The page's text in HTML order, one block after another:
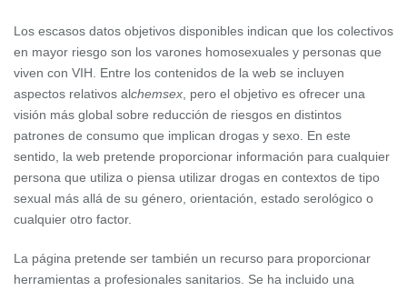
Los escasos datos objetivos disponibles indican que los colectivos
en mayor riesgo son los varones homosexuales y personas que
viven con VIH. Entre los contenidos de la web se incluyen
aspectos relativos alchemsex , pero el objetivo es ofrecer una
visión más global sobre reducción de riesgos en distintos
patrones de consumo que implican drogas y sexo. En este
sentido, la web pretende proporcionar información para cualquier
persona que utiliza o piensa utilizar drogas en contextos de tipo
sexual más allá de su género, orientación, estado serológico o
cualquier otro factor.
La página pretende ser también un recurso para proporcionar
herramientas a profesionales sanitarios. Se ha incluido una